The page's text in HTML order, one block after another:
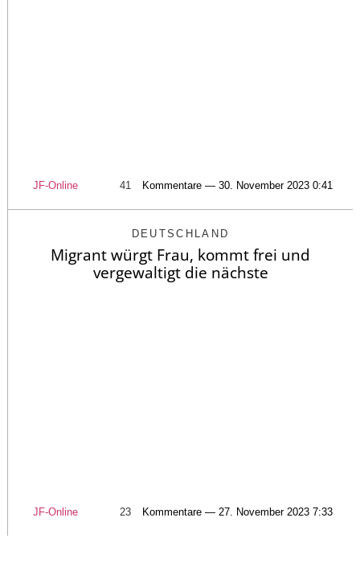
JF-Online 41 Kommentare — 30. November 2023 0:41
DEUTSCHLAND
Migrant würgt Frau, kommt frei und
vergewaltigt die nächste
JF-Online 23 Kommentare — 27. November 2023 7:33